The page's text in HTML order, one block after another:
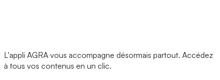
L'appli AGRA vous accompagne désormais partout. Accédez
à tous vos contenus en un clic.